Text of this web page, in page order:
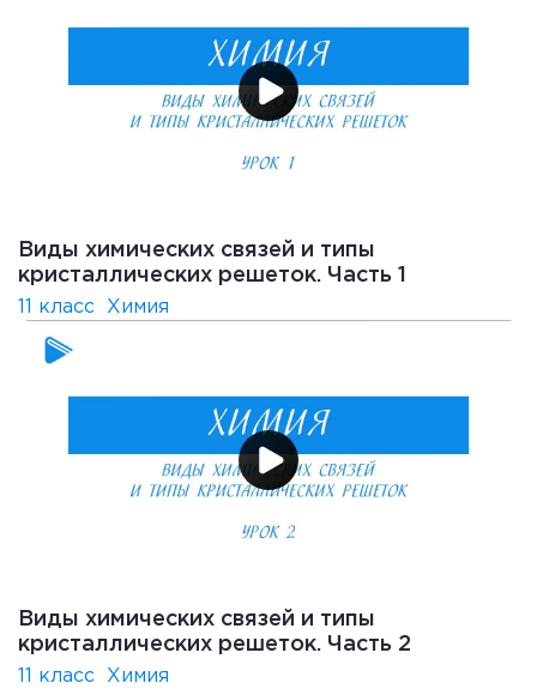
Виды химических связей и типы
кристаллических решеток. Часть 1
11 класс Химия
Виды химических связей и типы
кристаллических решеток. Часть 2
11 класс Химия